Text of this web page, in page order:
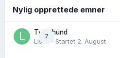
Nylig opprettede emner
7
Tynn hund
Lisen
· Startet 2. August